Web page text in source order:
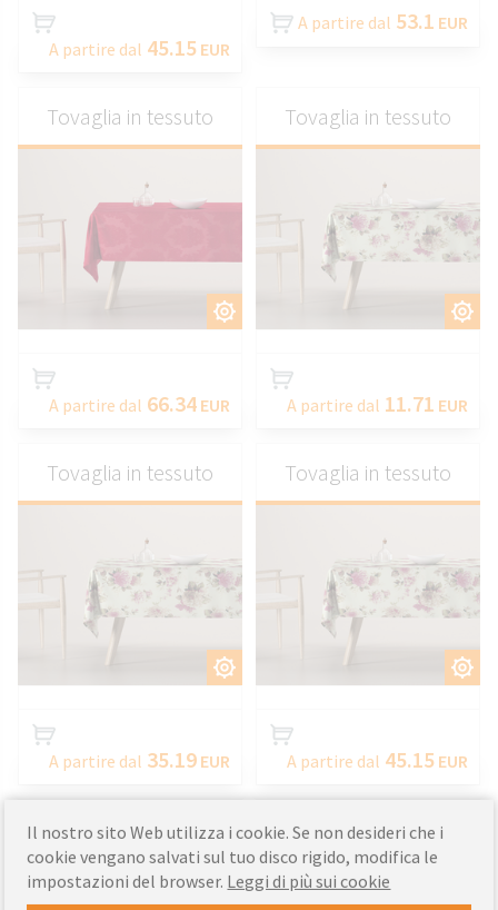
A partire dal 45.15 EUR
A partire dal 53.1 EUR
Tovaglia in tessuto
A partire dal 66.34 EUR
Tovaglia in tessuto
A partire dal 11.71 EUR
Tovaglia in tessuto
A partire dal 35.19 EUR
Tovaglia in tessuto
A partire dal 45.15 EUR
Tovaglia in tessuto Tovaglia in tessuto
Il nostro sito Web utilizza i cookie. Se non desideri che i
cookie vengano salvati sul tuo disco rigido, modifica le
impostazioni del browser. Leggi di più sui cookie